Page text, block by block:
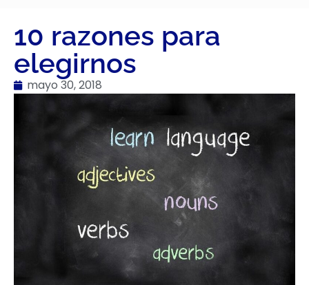
10 razones para
elegirnos
mayo 30, 2018